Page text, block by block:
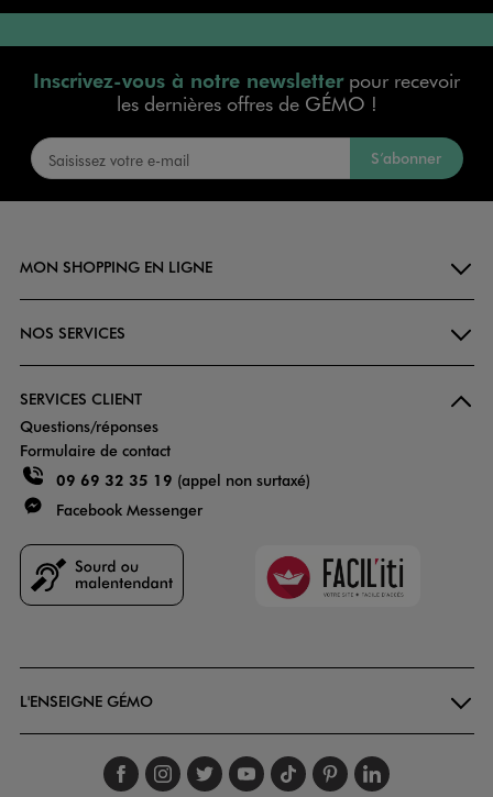
Inscrivez-vous à notre newsletterpour recevoir
les dernières offres de GÉMO !
S’abonner
MON SHOPPING EN LIGNE
NOS SERVICES
SERVICES CLIENT
Questions/réponses
Formulaire de contact
09 69 32 35 19 (appel non surtaxé)
Facebook Messenger
Faciliti
L'ENSEIGNE GÉMO